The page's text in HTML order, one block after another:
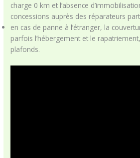
charge 0 km et l’absence
concessions auprès des réparateurs
en cas de panne à l’étranger, la
parfois l’hébergement et le
plafonds.